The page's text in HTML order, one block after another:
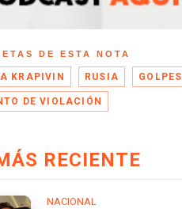
DE ESTA NOTA
KRAPIVIN RUSIA GOLPES
DE VIOLACIÓN
RECIENTE
NACIONAL